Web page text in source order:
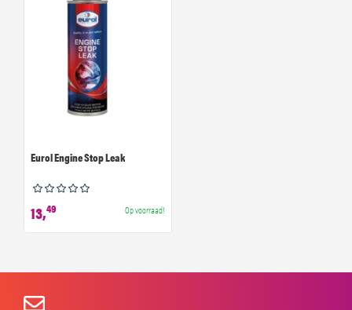
Eurol Engine Stop Leak
13,49 Op voorraad!